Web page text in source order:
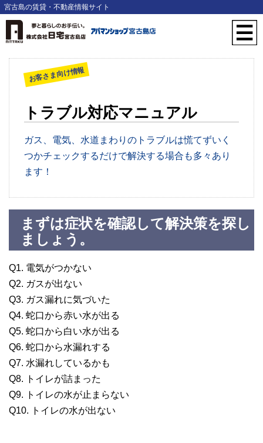
宮古島の賃貸・不動産情報サイト
お客さま向け情報
トラブル対応マニュアル
ガス、電気、水道まわりのトラブルは慌てずいく
つかチェックするだけで解決する場合も多々あり
ます！
まずは症状を確認して解決策を探し
ましょう。
Q1. 電気がつかない
Q2. ガスが出ない
Q3. ガス漏れに気づいた
Q4. 蛇口から赤い水が出る
Q5. 蛇口から白い水が出る
Q6. 蛇口から水漏れする
Q7. 水漏れしているかも
Q8. トイレが詰まった
Q9. トイレの水が止まらない
Q10. トイレの水が出ない